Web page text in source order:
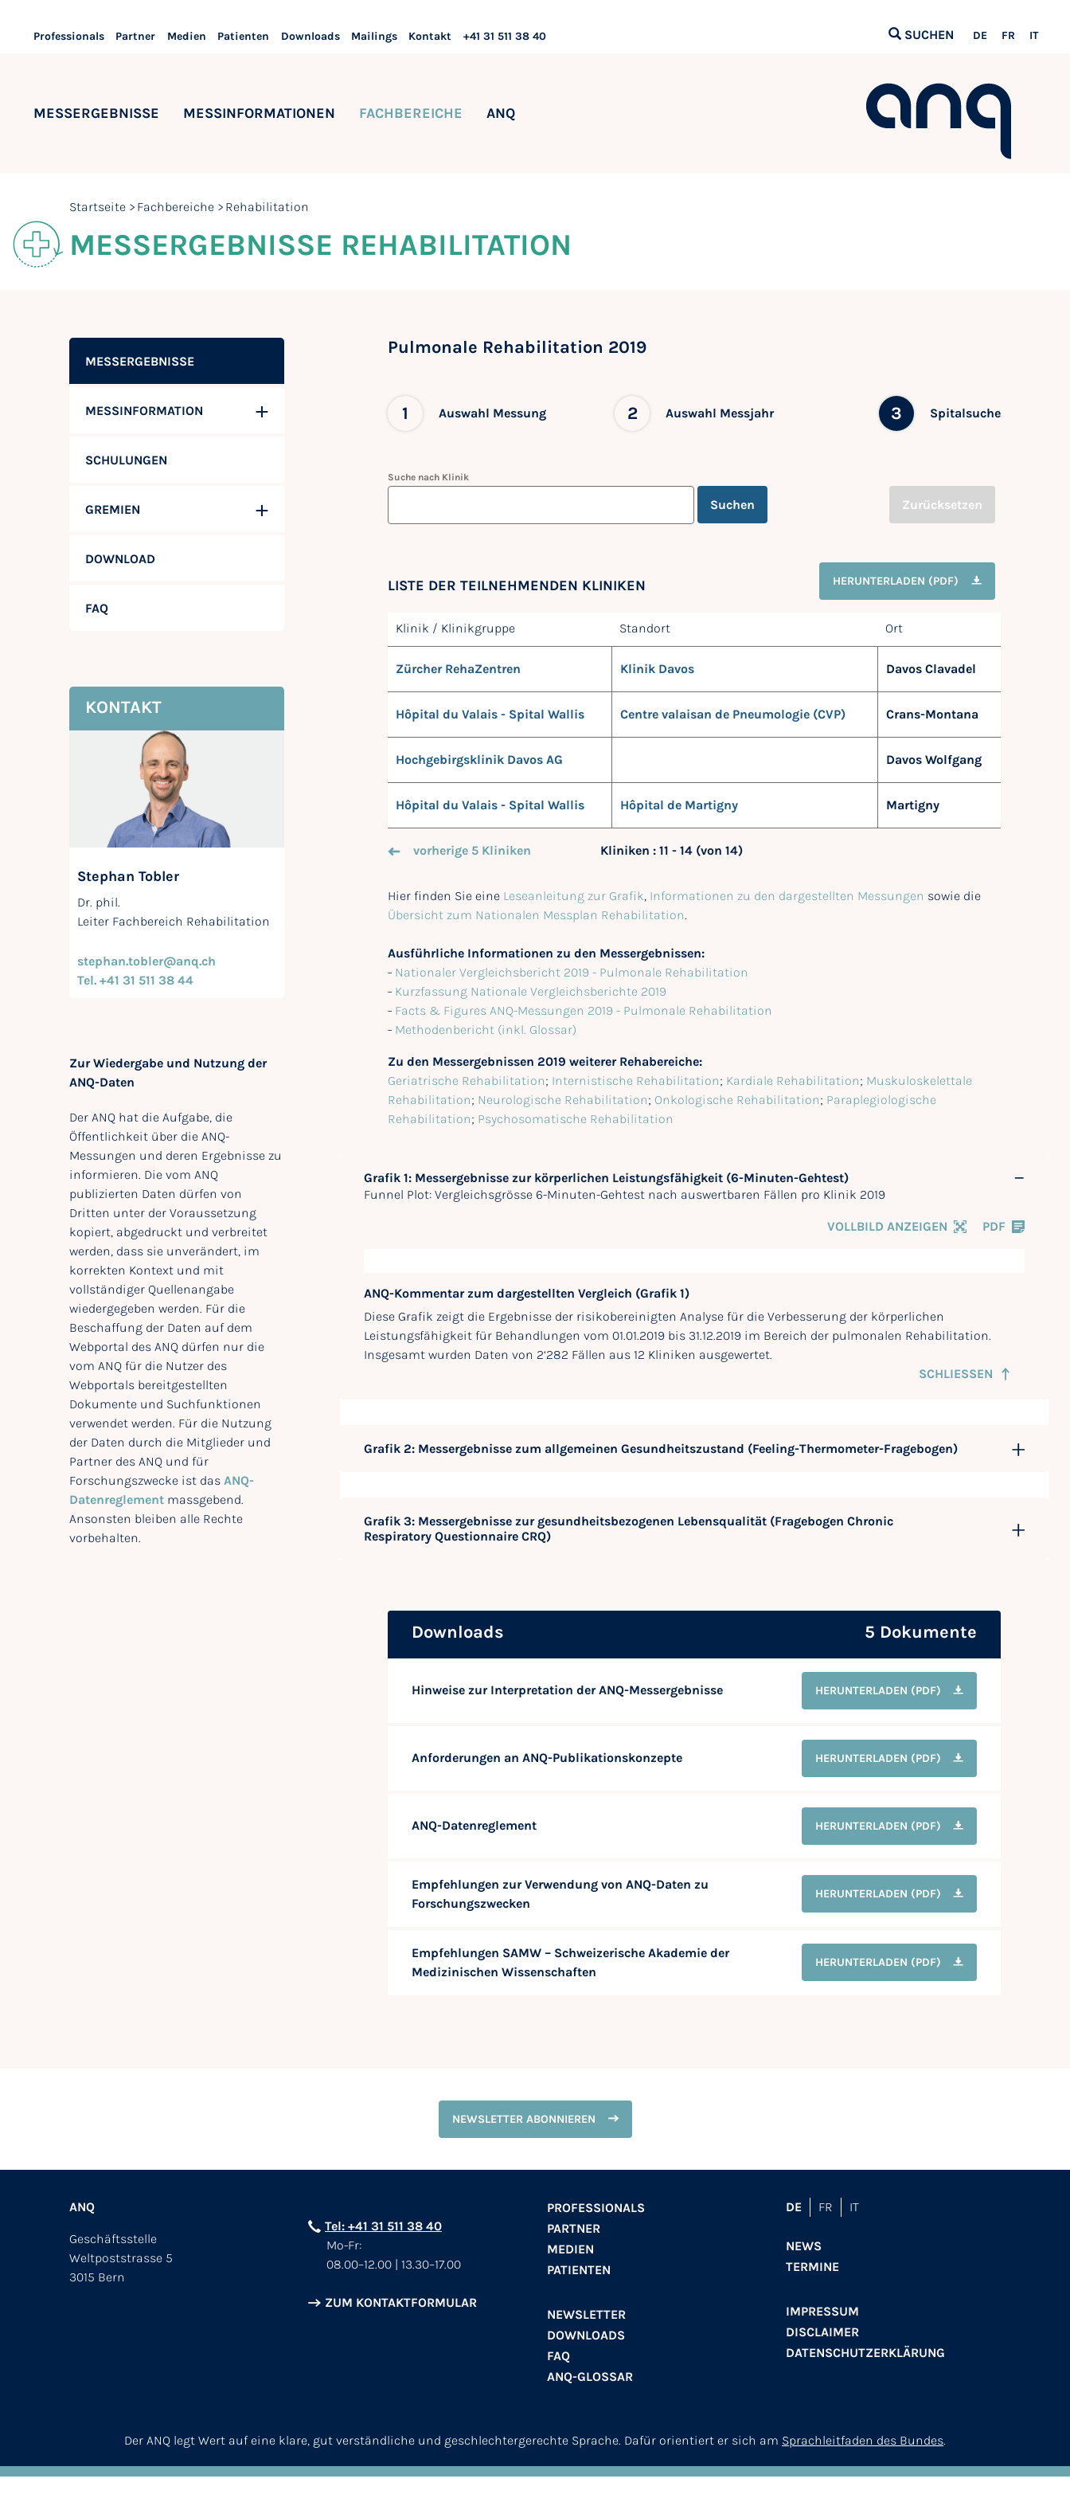
Professionals Partner Medien Patienten Downloads Mailings Kontakt +41 31 511 38 40 SUCHEN DE FR IT
MESSERGEBNISSE MESSINFORMATIONEN FACHBEREICHE ANQ
Startseite Fachbereiche Rehabilitation
MESSERGEBNISSE REHABILITATION
MESSERGEBNISSE
MESSINFORMATION
SCHULUNGEN
GREMIEN
DOWNLOAD
FAQ
KONTAKT
Stephan Tobler
Dr. phil.
Leiter Fachbereich Rehabilitation
stephan.tobler@anq.ch
Tel. +41 31 511 38 44
Zur Wiedergabe und Nutzung der
ANQ-Daten
Der ANQ hat die Aufgabe, die
Öffentlichkeit über die ANQ-
Messungen und deren Ergebnisse zu
informieren. Die vom ANQ
publizierten Daten dürfen von
Dritten unter der Voraussetzung
kopiert, abgedruckt und verbreitet
werden, dass sie unverändert, im
korrekten Kontext und mit
vollständiger Quellenangabe
wiedergegeben werden. Für die
Beschaffung der Daten auf dem
Webportal des ANQ dürfen nur die
vom ANQ für die Nutzer des
Webportals bereitgestellten
Dokumente und Suchfunktionen
verwendet werden. Für die Nutzung
der Daten durch die Mitglieder und
Partner des ANQ und für
Forschungszwecke ist das ANQ-
Datenreglement massgebend.
Ansonsten bleiben alle Rechte
vorbehalten.
Pulmonale Rehabilitation 2019
1 Auswahl Messung 2 Auswahl Messjahr 3 Spitalsuche
Suche nach Klinik
Suchen Zurücksetzen
LISTE DER TEILNEHMENDEN KLINIKEN HERUNTERLADEN (PDF)
Klinik / Klinikgruppe Standort Ort
Zürcher RehaZentren Klinik Davos Davos Clavadel
Hôpital du Valais - Spital Wallis Centre valaisan de Pneumologie (CVP) Crans-Montana
Hochgebirgsklinik Davos AG Davos Wolfgang
Hôpital du Valais - Spital Wallis Hôpital de Martigny Martigny
vorherige 5 Kliniken Kliniken : 11 - 14 (von 14)
Hier finden Sie eine Leseanleitung zur Grafik, Informationen zu den dargestellten Messungen sowie die
Übersicht zum Nationalen Messplan Rehabilitation.
Ausführliche Informationen zu den Messergebnissen:
- Nationaler Vergleichsbericht 2019 - Pulmonale Rehabilitation
- Kurzfassung Nationale Vergleichsberichte 2019
- Facts & Figures ANQ-Messungen 2019 - Pulmonale Rehabilitation
- Methodenbericht (inkl. Glossar)
Zu den Messergebnissen 2019 weiterer Rehabereiche:
Geriatrische Rehabilitation; Internistische Rehabilitation; Kardiale Rehabilitation; Muskuloskelettale
Rehabilitation; Neurologische Rehabilitation; Onkologische Rehabilitation; Paraplegiologische
Rehabilitation; Psychosomatische Rehabilitation
Grafik 1: Messergebnisse zur körperlichen Leistungsfähigkeit (6-Minuten-Gehtest)
Funnel Plot: Vergleichsgrösse 6-Minuten-Gehtest nach auswertbaren Fällen pro Klinik 2019
VOLLBILD ANZEIGEN PDF
ANQ-Kommentar zum dargestellten Vergleich (Grafik 1)
Diese Grafik zeigt die Ergebnisse der risikobereinigten Analyse für die Verbesserung der körperlichen
Leistungsfähigkeit für Behandlungen vom 01.01.2019 bis 31.12.2019 im Bereich der pulmonalen Rehabilitation.
Insgesamt wurden Daten von 2‘282 Fällen aus 12 Kliniken ausgewertet.
SCHLIESSEN
Grafik 2: Messergebnisse zum allgemeinen Gesundheitszustand (Feeling-Thermometer-Fragebogen)
Grafik 3: Messergebnisse zur gesundheitsbezogenen Lebensqualität (Fragebogen Chronic
Respiratory Questionnaire CRQ)
Downloads 5 Dokumente
Hinweise zur Interpretation der ANQ-Messergebnisse HERUNTERLADEN (PDF)
Anforderungen an ANQ-Publikationskonzepte HERUNTERLADEN (PDF)
ANQ-Datenreglement HERUNTERLADEN (PDF)
Empfehlungen zur Verwendung von ANQ-Daten zu
Forschungszwecken
HERUNTERLADEN (PDF)
Empfehlungen SAMW – Schweizerische Akademie der
Medizinischen Wissenschaften
HERUNTERLADEN (PDF)
NEWSLETTER ABONNIEREN
ANQ
Geschäftsstelle
Weltpoststrasse 5
3015 Bern
Tel: +41 31 511 38 40
Mo-Fr:
08.00–12.00 | 13.30–17.00
ZUM KONTAKTFORMULAR
PROFESSIONALS
PARTNER
MEDIEN
PATIENTEN
NEWSLETTER
DOWNLOADS
FAQ
ANQ-GLOSSAR
DE FR IT
NEWS
TERMINE
IMPRESSUM
DISCLAIMER
DATENSCHUTZERKLÄRUNG
Der ANQ legt Wert auf eine klare, gut verständliche und geschlechtergerechte Sprache. Dafür orientiert er sich am Sprachleitfaden des Bundes.